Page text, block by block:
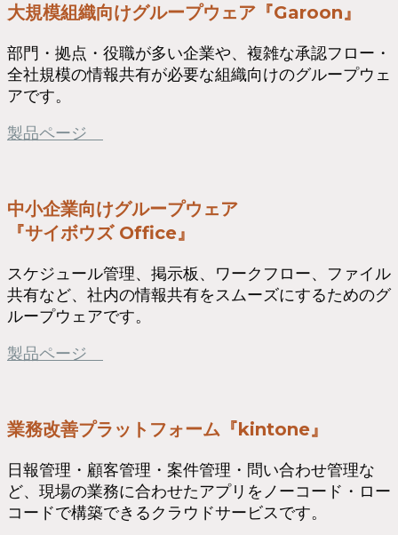
大規模組織向けグループウェア『Garoon』
部門・拠点・役職が多い企業や、複雑な承認フロー・
全社規模の情報共有が必要な組織向けのグループウェ
アです。
製品ページ
中小企業向けグループウェア
『サイボウズ Office』
スケジュール管理、掲示板、ワークフロー、ファイル
共有など、社内の情報共有をスムーズにするためのグ
ループウェアです。
製品ページ
業務改善プラットフォーム『kintone』
日報管理・顧客管理・案件管理・問い合わせ管理な
ど、現場の業務に合わせたアプリをノーコード・ロー
コードで構築できるクラウドサービスです。